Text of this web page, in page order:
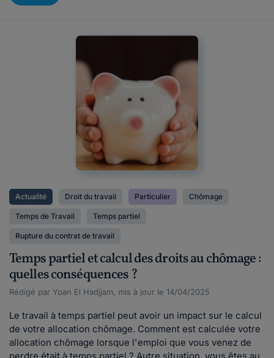
Actualité Droit du travail Particulier Chômage
Temps de Travail Temps partiel
Rupture du contrat de travail
Temps partiel et calcul des droits au chômage :
quelles conséquences ?
Rédigé par Yoan El Hadjjam, mis à jour le 14/04/2025
Le travail à temps partiel peut avoir un impact sur le calcul
de votre allocation chômage. Comment est calculée votre
allocation chômage lorsque l'emploi que vous venez de